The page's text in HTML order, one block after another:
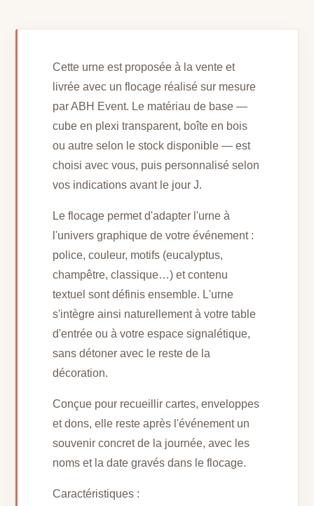
Cette urne est proposée à la vente et
livrée avec un flocage réalisé sur mesure
par ABH Event. Le matériau de base —
cube en plexi transparent, boîte en bois
ou autre selon le stock disponible — est
choisi avec vous, puis personnalisé selon
vos indications avant le jour J.
Le flocage permet d'adapter l'urne à
l'univers graphique de votre événement :
police, couleur, motifs (eucalyptus,
champêtre, classique…) et contenu
textuel sont définis ensemble. L'urne
s'intègre ainsi naturellement à votre table
d'entrée ou à votre espace signalétique,
sans détoner avec le reste de la
décoration.
Conçue pour recueillir cartes, enveloppes
et dons, elle reste après l'événement un
souvenir concret de la journée, avec les
noms et la date gravés dans le flocage.
Caractéristiques :